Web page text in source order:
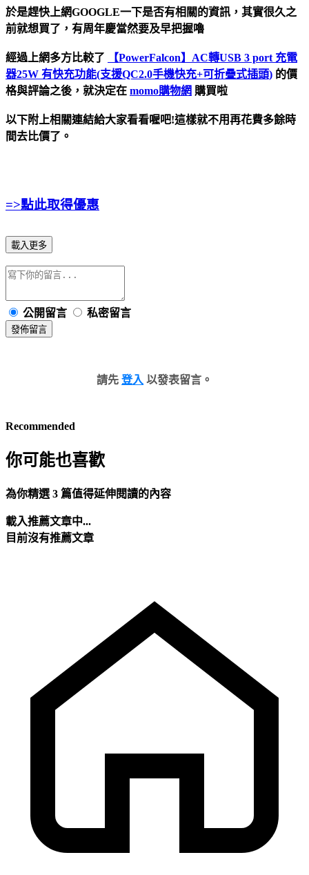
於是趕快上網GOOGLE一下是否有相關的資訊，其實很久之
前就想買了，有周年慶當然要及早把握嚕
經過上網多方比較了
【PowerFalcon】AC轉USB 3 port 充電
器25W 有快充功能(支援QC2.0手機快充+可折疊式插頭) 的價
格與評論之後，就決定在 momo購物網 購買啦
以下附上相關連結給大家看看喔吧!這樣就不用再花費多餘時
間去比價了。
=>點此取得優惠
載入更多
公開留言 私密留言
發佈留言
請先 登入 以發表留言。
Recommended
你可能也喜歡
為你精選 3 篇值得延伸閱讀的內容
載入推薦文章中...
目前沒有推薦文章